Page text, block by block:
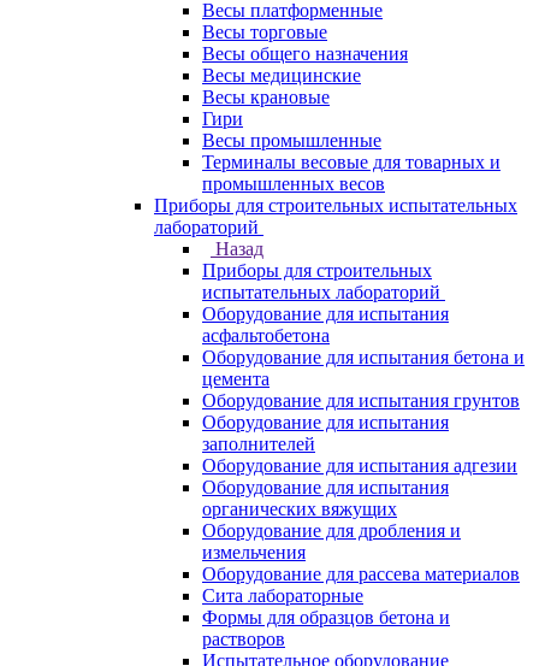
Весы платформенные
Весы торговые
Весы общего назначения
Весы медицинские
Весы крановые
Гири
Весы промышленные
Терминалы весовые для товарных и
промышленных весов
Приборы для строительных испытательных
лабораторий
Назад
Приборы для строительных
испытательных лабораторий
Оборудование для испытания
асфальтобетона
Оборудование для испытания бетона и
цемента
Оборудование для испытания грунтов
Оборудование для испытания
заполнителей
Оборудование для испытания адгезии
Оборудование для испытания
органических вяжущих
Оборудование для дробления и
измельчения
Оборудование для рассева материалов
Сита лабораторные
Формы для образцов бетона и
растворов
Испытательное оборудование